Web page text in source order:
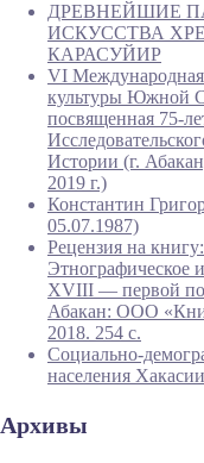
ДРЕВНЕЙШИЕ
ИСКУССТВА
КАРАСУЙИР
VI Международная
культуры Южной
посвященная 75-
Истории (г.
2019 г.)
Константин
05.07.1987)
Рецензия на
Этнографическое
XVIII — первой
Абакан: ООО
2018. 254 с.
Социально-
населения
Архивы